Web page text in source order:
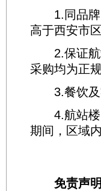
1.同品牌
高于西安市
2.保证航
采购均为正规
3.餐饮及
4.航站楼
期间，区域
免责声明